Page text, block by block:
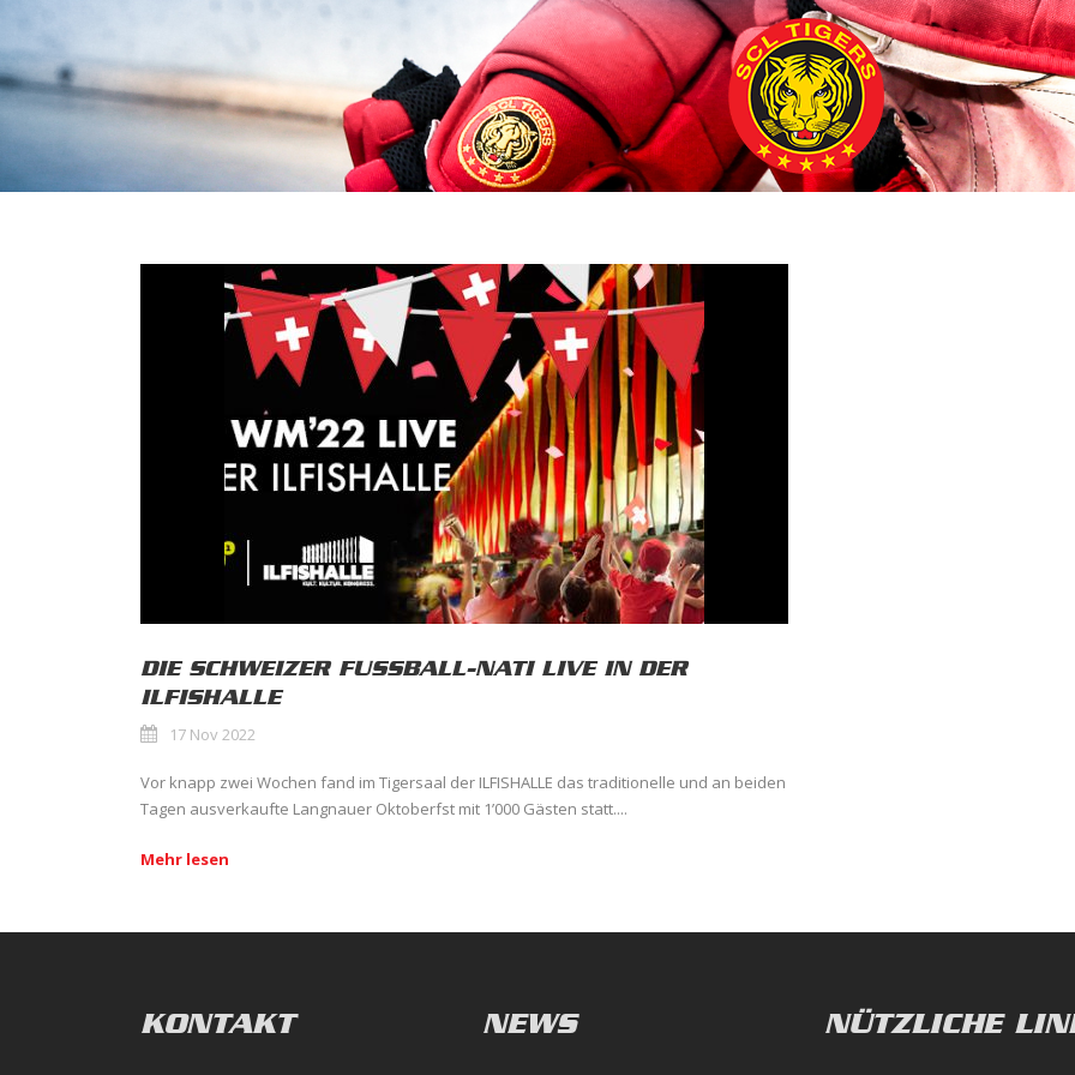
DIE SCHWEIZER FUSSBALL-NATI LIVE IN DER
ILFISHALLE
17 Nov 2022
Vor knapp zwei Wochen fand im Tigersaal der ILFISHALLE das traditionelle und an beiden
Tagen ausverkaufte Langnauer Oktoberfst mit 1’000 Gästen statt....
Mehr lesen
KONTAKT NEWS NÜTZLICHE